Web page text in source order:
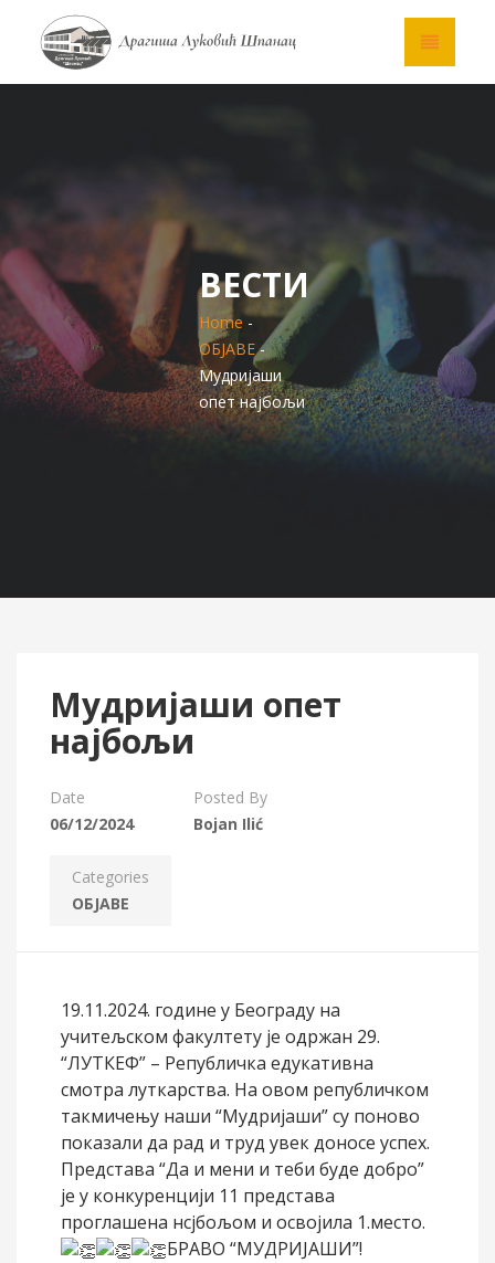
ВЕСТИ
Home-
ОБЈАВЕ-
Мудријаши
опет најбољи
Мудријаши опет
најбољи
Date
06/12/2024
Posted By
Bojan Ilić
Categories
ОБЈАВЕ
19.11.2024. године у Београду на
учитељском факултету је одржан 29.
“ЛУТКЕФ” – Републичка едукативна
смотра луткарства. На овом републичком
такмичењу наши “Мудријаши” су поново
показали да рад и труд увек доносе успех.
Представа “Да и мени и теби буде добро”
jе у конкуренцији 11 представа
проглашена нсјбољом и освојила 1.место.
БРАВО “MУДРИЈАШИ”!